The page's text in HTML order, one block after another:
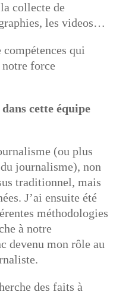
collecte de
les videos…
compétences qui
force
cette équipe
(ou plus
journalisme), non
traditionnel, mais
J’ai ensuite été
méthodologies
à notre
devenu mon rôle au
des faits à